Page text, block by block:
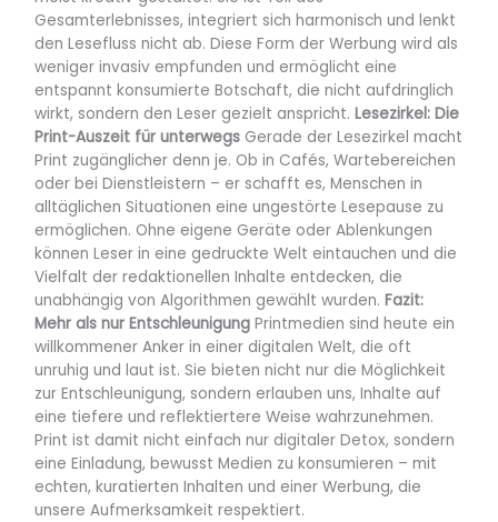
Gesamterlebnisses, integriert sich harmonisch und lenkt
den Lesefluss nicht ab. Diese Form der Werbung wird als
weniger invasiv empfunden und ermöglicht eine
entspannt konsumierte Botschaft, die nicht aufdringlich
wirkt, sondern den Leser gezielt anspricht.Lesezirkel: Die
Print-Auszeit für unterwegs Gerade der Lesezirkel macht
Print zugänglicher denn je. Ob in Cafés, Wartebereichen
oder bei Dienstleistern – er schafft es, Menschen in
alltäglichen Situationen eine ungestörte Lesepause zu
ermöglichen. Ohne eigene Geräte oder Ablenkungen
können Leser in eine gedruckte Welt eintauchen und die
Vielfalt der redaktionellen Inhalte entdecken, die
unabhängig von Algorithmen gewählt wurden.Fazit:
Mehr als nur Entschleunigung Printmedien sind heute ein
willkommener Anker in einer digitalen Welt, die oft
unruhig und laut ist. Sie bieten nicht nur die Möglichkeit
zur Entschleunigung, sondern erlauben uns, Inhalte auf
eine tiefere und reflektiertere Weise wahrzunehmen.
Print ist damit nicht einfach nur digitaler Detox, sondern
eine Einladung, bewusst Medien zu konsumieren – mit
echten, kuratierten Inhalten und einer Werbung, die
unsere Aufmerksamkeit respektiert.